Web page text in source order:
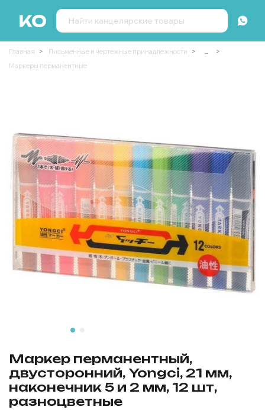
Главная Письменные и чертежные принадлежности
...
Маркеры перманентные
Маркер перманентный,
двусторонний, Yongci, 21 мм,
наконечник 5 и 2 мм, 12 шт,
разноцветные